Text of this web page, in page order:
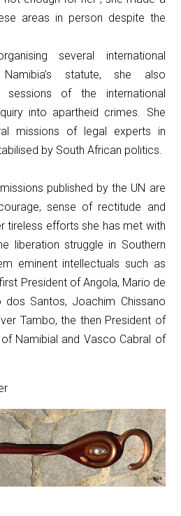
areas in person despite the
several international
statute, she also
sessions of the international
into apartheid crimes. She
missions of legal experts in
by South African politics.
published by the UN are
sense of rectitude and
tireless efforts she has met with
liberation struggle in Southern
eminent intellectuals such as
President of Angola, Mario de
dos Santos, Joachim Chissano
Tambo, the then President of
Namibial and Vasco Cabral of